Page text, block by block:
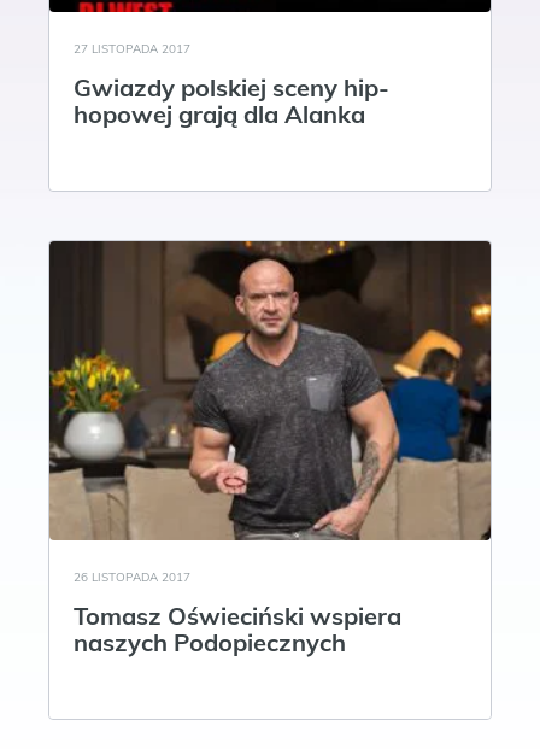
27 LISTOPADA 2017
Gwiazdy polskiej sceny hip-
hopowej grają dla Alanka
26 LISTOPADA 2017
Tomasz Oświeciński wspiera
naszych Podopiecznych